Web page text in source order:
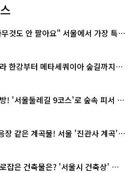
것도 안 팔아요" 서울에서 가장 특별
한강부터 메타세쿼이아 숲길까지…
! '서울둘레길 9코스'로 숲속 피서 떠
장 같은 계곡물! 서울 '진관사 계곡'이
잡은 건축물은? '서울시 건축상' 수